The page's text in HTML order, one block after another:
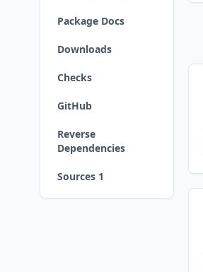
Package Docs
Downloads
Checks
GitHub
Reverse
Dependencies
Sources 1